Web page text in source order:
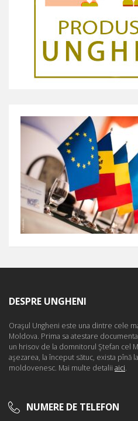
DESPRE UNGHENI
Oraşul Ungheni este una dintre cele
Moldova. Prima sa atestare
un hrisov de la domnitorul Ştefan cel
aşezarea, la început sătuc, exista pînă
moldovenesc. Mai multe detalii aici.
NUMERE DE TELEFON